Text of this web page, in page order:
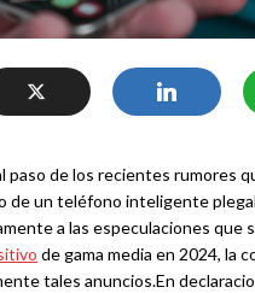
paso de los recientes rumores
de un teléfono inteligente
a las especulaciones que
de gama media en 2024, la
tales anuncios.En